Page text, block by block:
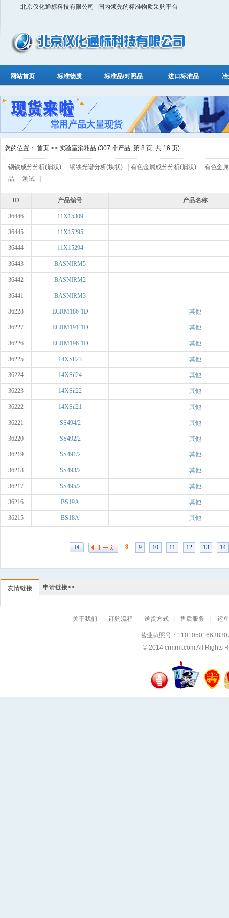
北京仪化通标科技有限公司--国内领先的标准物质采购平台
网站首页 标准物质 标准品/对照品 进口标准品
您的位置： 首页 >> 实验室消耗品 (307 个产品, 第 8 页, 共 16 页)
钢铁成分分析(屑状) 钢铁光谱分析(块状) 有色金属成分分析(屑状)
有色金
品
测试
ID 产品编号 产品名称
36446 11X15309
36445 11X15295
36444 11X15294
36443 BASNIRM5
36442 BASNIRM2
36441 BASNIRM3
36228 ECRM186-1D 其他
36227 ECRM191-1D 其他
36226 ECRM196-1D 其他
36225 14XSil23 其他
36224 14XSil24 其他
36223 14XSil22 其他
36222 14XSil21 其他
36221 SS494/2 其他
36220 SS492/2 其他
36219 SS491/2 其他
36218 SS493/2 其他
36217 SS495/2 其他
36216 BS19A 其他
36215 BS18A 其他
8 9 10 11 12 13 14
友情链接 申请链接>>
关于我们 订购流程 送货方式 售后服务 运
营业执照号：
© 2014 crmrm.comAll Rights